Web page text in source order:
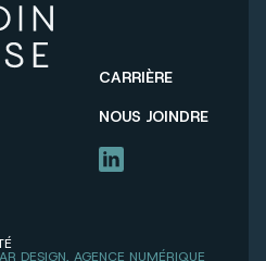
CARRIÈRE
NOUS JOINDRE
LINKEDIN
DESIGN, AGENCE NUMÉRIQUE